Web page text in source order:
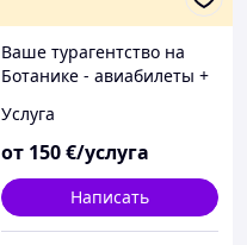
Ваше турагентство на
Ботанике - авиабилеты +
Услуга
от 150€/услуга
Написать